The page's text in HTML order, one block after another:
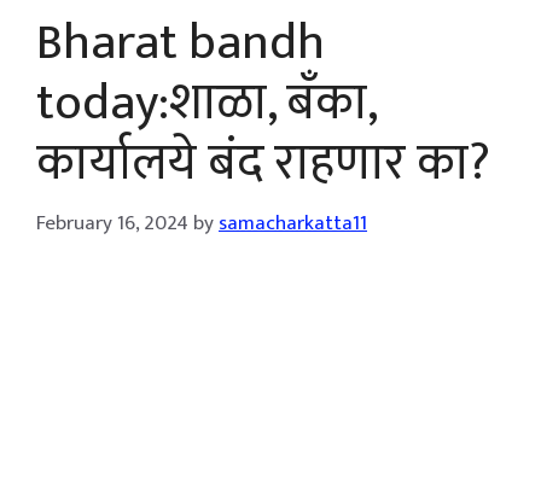
Bharat bandh
today:शाळा, बँका,
कार्यालये बंद राहणार का?
February 16, 2024 bysamacharkatta11